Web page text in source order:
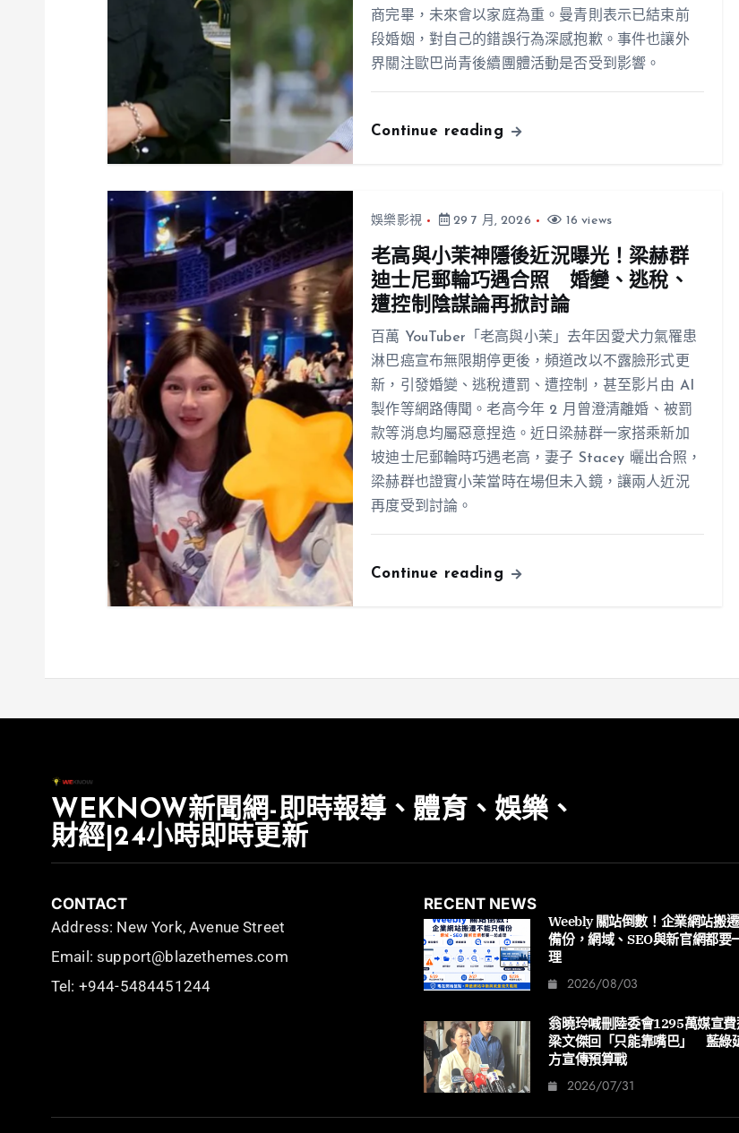
商完畢，未來會以家庭為重。曼青則表示已結束前
段婚姻，對自己的錯誤行為深感抱歉。事件也讓外
界關注歐巴尚青後續團體活動是否受到影響。
Continue reading
娛樂影視 29 7 月, 2026 16 views
老高與小茉神隱後近況曝光！梁赫群
迪士尼郵輪巧遇合照 婚變、逃稅、
遭控制陰謀論再掀討論
百萬 YouTuber「老高與小茉」去年因愛犬力氣罹患
淋巴癌宣布無限期停更後，頻道改以不露臉形式更
新，引發婚變、逃稅遭罰、遭控制，甚至影片由 AI
製作等網路傳聞。老高今年 2 月曾澄清離婚、被罰
款等消息均屬惡意捏造。近日梁赫群一家搭乘新加
坡迪士尼郵輪時巧遇老高，妻子 Stacey 曬出合照，
梁赫群也證實小茉當時在場但未入鏡，讓兩人近況
再度受到討論。
Continue reading
WEKNOW新聞網-即時報導、體育、娛樂、
財經|24小時即時更新
CONTACT
Address: New York, Avenue Street
Email: support@blazethemes.com
Tel: +944-5484451244
RECENT NEWS
Weebly 關站倒數！企業網站搬
備份，網域、SEO與新官網都要
理
2026/08/03
翁曉玲喊刪陸委會1295萬媒宣
梁文傑回「只能靠嘴巴」 藍綠
方宣傳預算戰
2026/07/31